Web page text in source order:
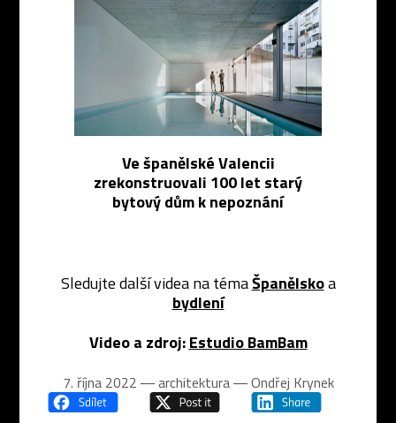
Ve španělské Valencii
zrekonstruovali 100 let starý
bytový dům k nepoznání
Sledujte další videa na témaŠpanělskoa
bydlení
Video a zdroj: Estudio BamBam
7. října 2022 ― architektura ―Ondřej Krynek